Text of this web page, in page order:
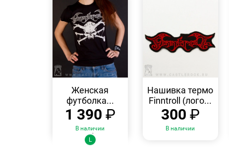
Женская
футболка...
1 390 ₽
В наличии
Размеры:
L
Нашивка термо
Finntroll (лого...
300 ₽
В наличии